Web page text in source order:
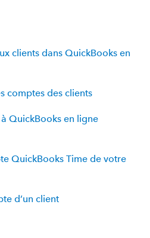
clients dans QuickBooks en
comptes des clients
QuickBooks en ligne
QuickBooks Time de votre
d’un client